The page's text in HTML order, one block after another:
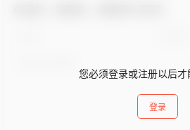
您必须登录或注册以后
登录